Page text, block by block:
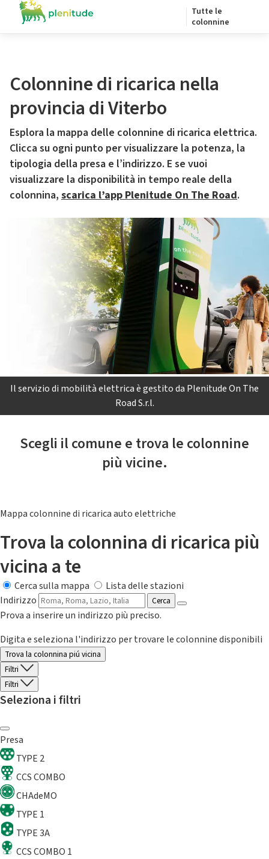
Tutte le
colonnine
Colonnine di ricarica nella
provincia di Viterbo
Esplora la mappa delle colonnine di ricarica elettrica.
Clicca su ogni punto per visualizzare la potenza, la
tipologia della presa e l’indirizzo. E se vuoi
visualizzare la disponibilità in tempo reale della
colonnina, scarica l’app Plenitude On The Road.
Il servizio di mobilità elettrica è gestito da Plenitude On The
Road S.r.l.
Scegli il comune e trova le colonnine
più vicine.
Mappa colonnine di ricarica auto elettriche
Trova la colonnina di ricarica più
vicina a te
Cerca sulla mappa
Lista delle stazioni
Indirizzo
Cerca
Prova a inserire un indirizzo più preciso.
Digita e seleziona l'indirizzo per trovare le colonnine disponibili
Trova la colonnina piú vicina
Filtri
Filtri
Seleziona i filtri
Presa
TYPE 2
CCS COMBO
CHAdeMO
TYPE 1
TYPE 3A
CCS COMBO 1